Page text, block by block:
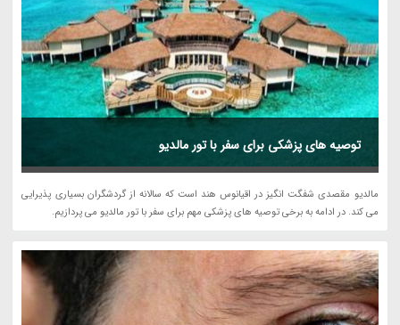
توصیه های پزشکی برای سفر با تور مالدیو
مالدیو مقصدی شفگت انگیز در اقیانوس هند است که سالانه از گردشگران بسیاری پذیرایی
می کند. در ادامه به برخی توصیه های پزشکی مهم برای سفر با تور مالدیو می پردازیم.